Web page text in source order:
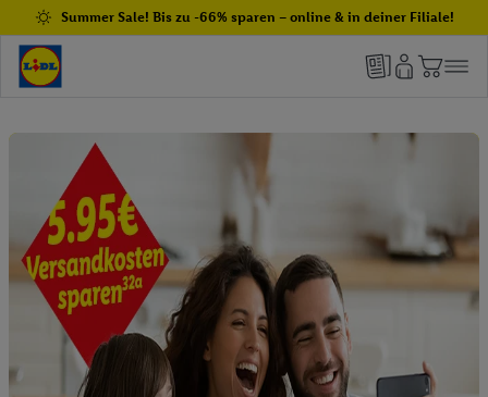
Summer Sale! Bis zu -66% sparen – online & in deiner Filiale!